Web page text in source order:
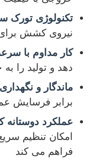
دستگاه پیچش
دستگاه سیم کش
ماشین روپیچ
دستگاه کشنده
تکنولوژی تورک
نیروی کشش برای
کار مداوم با
دهد و تولید را
ماندگار و
برابر فرسایش
عملکرد دوستانه
امکان تنظیم
فراهم می کند